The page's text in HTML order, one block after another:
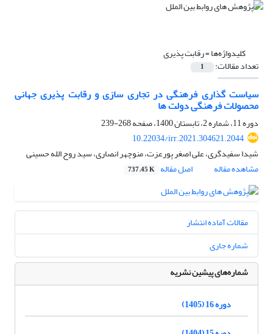
کلیدواژه‌ها =رقابت پذیری
تعداد مقالات: 1
سیاست گذاری فرهنگی در تجاری سازی و رقابت پذیری جهانی
محصولات فرهنگی دولت ها
دوره 11، شماره 2، تابستان 1400، صفحه
268-239
10.22034/irr.2021.304621.2044
شیدا سفیدگری، علی اصغر پورعزت، منوچهر انصاری، سید روح الله حسینی
مشاهده مقاله
اصل مقاله 737.45 K
مقالات آماده انتشار
شماره جاری
شماره‌های پیشین نشریه
دوره 16 (1405)